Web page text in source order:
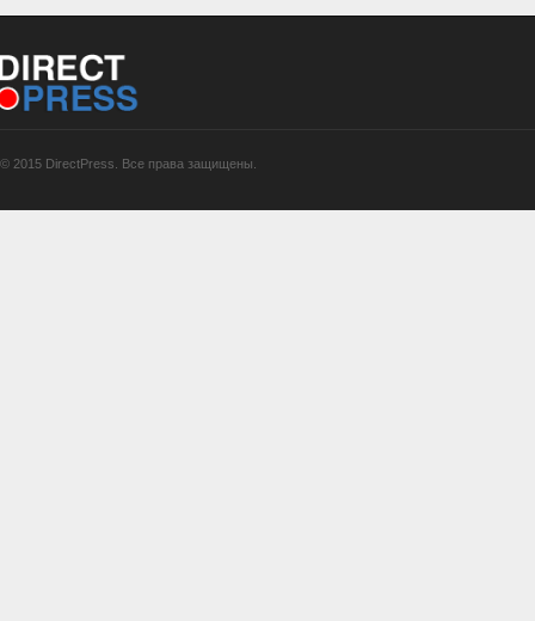
© 2015 DirectPress. Все права защищены.